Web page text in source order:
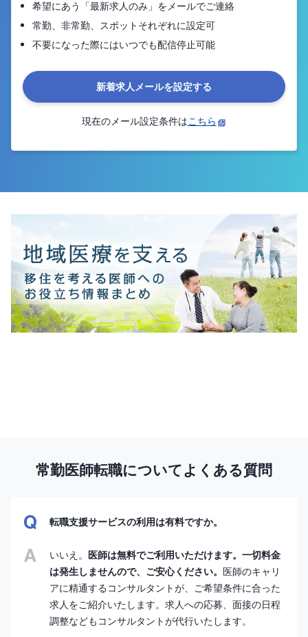
希望にあう「最新求人のみ」をメールでご連絡
常勤、非常勤、スポットそれぞれに設定可
不要になった際にはいつでも配信停止可能
新着求人メールを設定する
現在のメール設定条件はこちら
常勤医師転職についてよくある質問
転職支援サービスの利用は有料ですか。
いいえ。 医師は無料でご利用いただけます。一切料金
は発生しませんので、ご安心ください。 医師のキャリ
アに精通するコンサルタントが、ご希望条件に合った
求人をご紹介いたします。求人への応募、面接の日程
調整などもコンサルタントが代行いたします。